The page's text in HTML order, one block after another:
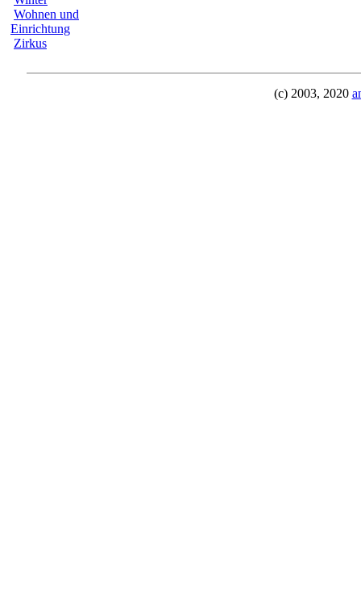
Wohnen und
Einrichtung
Zirkus
(c) 2003, 2020